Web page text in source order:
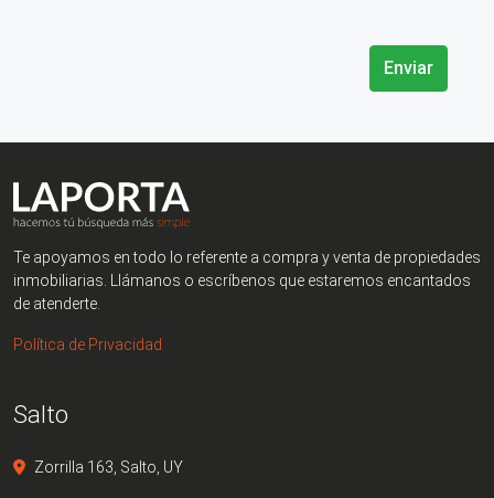
Enviar
Te apoyamos en todo lo referente a compra y venta de propiedades
inmobiliarias. Llámanos o escríbenos que estaremos encantados
de atenderte.
Política de Privacidad
Salto
Zorrilla 163, Salto, UY